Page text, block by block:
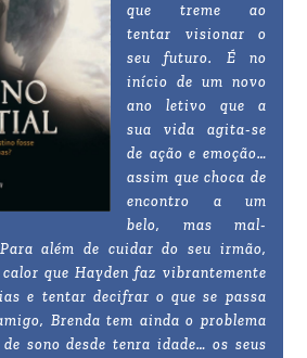
que treme ao
tentar visionar o
seu futuro. É no
início de um novo
ano letivo que a
sua vida agita-se
de ação e emoção…
assim que choca de
encontro a um
belo, mas mal-
além de cuidar do seu irmão,
que Hayden faz vibrantemente
e tentar decifrar o que se passa
Brenda tem ainda o problema
sono desde tenra idade… os seus